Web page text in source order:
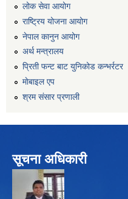
लोक सेवा आयोग
राष्ट्रिय योजना आयोग
नेपाल कानुन आयोग
अर्थ मन्त्रालय
प्रिती फन्ट बाट युनिकोड कन्भर्रटर
माेबाइल एप
श्रम संसार प्रणाली
सूचना अधिकारी